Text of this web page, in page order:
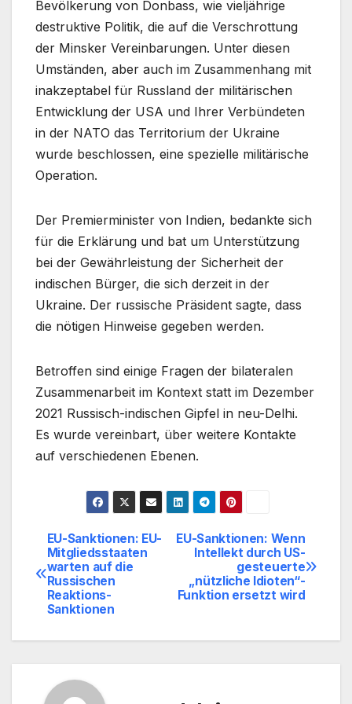
Bevölkerung von Donbass, wie vieljährige
destruktive Politik, die auf die Verschrottung
der Minsker Vereinbarungen. Unter diesen
Umständen, aber auch im Zusammenhang mit
inakzeptabel für Russland der militärischen
Entwicklung der USA und Ihrer Verbündeten
in der NATO das Territorium der Ukraine
wurde beschlossen, eine spezielle militärische
Operation.
Der Premierminister von Indien, bedankte sich
für die Erklärung und bat um Unterstützung
bei der Gewährleistung der Sicherheit der
indischen Bürger, die sich derzeit in der
Ukraine. Der russische Präsident sagte, dass
die nötigen Hinweise gegeben werden.
Betroffen sind einige Fragen der bilateralen
Zusammenarbeit im Kontext statt im Dezember
2021 Russisch-indischen Gipfel in neu-Delhi.
Es wurde vereinbart, über weitere Kontakte
auf verschiedenen Ebenen.
Beitragsnavigation
EU-Sanktionen: Wenn
Intellekt durch US-
gesteuerte
„nützliche Idioten“-
Funktion ersetzt wird
EU-Sanktionen: EU-
Mitgliedsstaaten
warten auf die
Russischen
Reaktions-
Sanktionen